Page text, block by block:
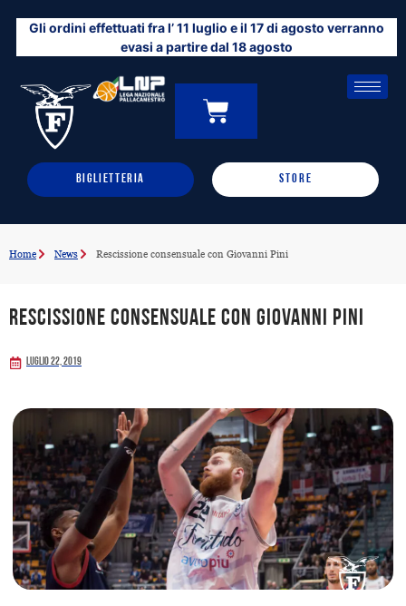
contenuto
Gli ordini effettuati fra l’ 11 luglio e il 17 di agosto verranno
evasi a partire dal 18 agosto
0
CARRELLO
BIGLIETTERIA STORE
Home News Rescissione consensuale con Giovanni Pini
Rescissione consensuale con Giovanni Pini
Luglio 22, 2019